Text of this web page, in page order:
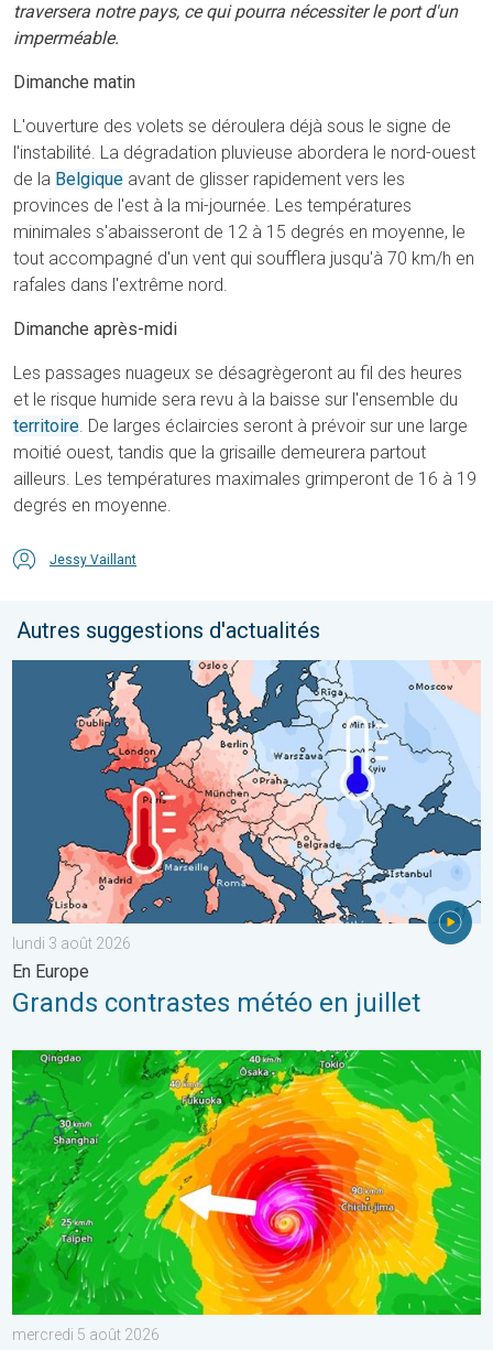
traversera notre pays, ce qui pourra nécessiter le port d'un
imperméable.
Dimanche matin
L'ouverture des volets se déroulera déjà sous le signe de
l'instabilité. La dégradation pluvieuse abordera le nord-ouest
de la Belgique avant de glisser rapidement vers les
provinces de l'est à la mi-journée. Les températures
minimales s'abaisseront de 12 à 15 degrés en moyenne, le
tout accompagné d'un vent qui soufflera jusqu'à 70 km/h en
rafales dans l'extrême nord.
Dimanche après-midi
Les passages nuageux se désagrègeront au fil des heures
et le risque humide sera revu à la baisse sur l'ensemble du
territoire. De larges éclaircies seront à prévoir sur une large
moitié ouest, tandis que la grisaille demeurera partout
ailleurs. Les températures maximales grimperont de 16 à 19
degrés en moyenne.
Jessy Vaillant
Autres suggestions d'actualités
Grands contrastes météo en juillet. En Europe. . . lundi 3 août
lundi 3 août 2026
En Europe
Grands contrastes météo en juillet
Le Japon prépare l'arrivée d'un typhon. Glissements de
mercredi 5 août 2026